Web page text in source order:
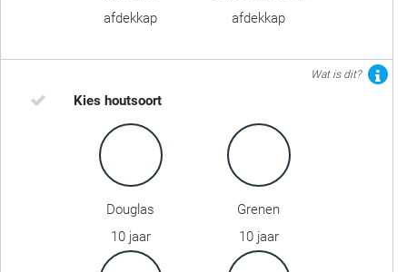
afdekkap
afdekkap
Wat is dit?
Kies houtsoort
Douglas
10 jaar
Grenen
10 jaar